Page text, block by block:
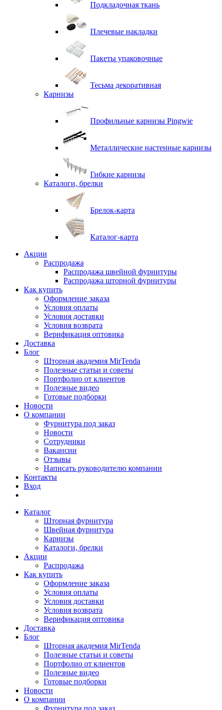
Подкладочная ткань
Плечевые накладки
Пакеты упаковочные
Тесьма декоративная
Карнизы
Профильные карнизы Pingwie
Металлические настенные карнизы
Гибкие карнизы
Каталоги, брелки
Брелок-карта
Каталог-карта
Акции
Распродажа
Распродажа швейной фурнитуры
Распродажа шторной фурнитуры
Как купить
Оформление заказа
Условия оплаты
Условия доставки
Условия возврата
Верификация оптовика
Доставка
Блог
Шторная академия MirTenda
Полезные статьи и советы
Портфолио от клиентов
Полезные видео
Готовые подборки
Новости
О компании
Фурнитура под заказ
Новости
Сотрудники
Вакансии
Отзывы
Написать руководителю компании
Контакты
Вход
Каталог
Шторная фурнитура
Швейная фурнитура
Карнизы
Каталоги, брелки
Акции
Распродажа
Как купить
Оформление заказа
Условия оплаты
Условия доставки
Условия возврата
Верификация оптовика
Доставка
Блог
Шторная академия MirTenda
Полезные статьи и советы
Портфолио от клиентов
Полезные видео
Готовые подборки
Новости
О компании
Фурнитура под заказ